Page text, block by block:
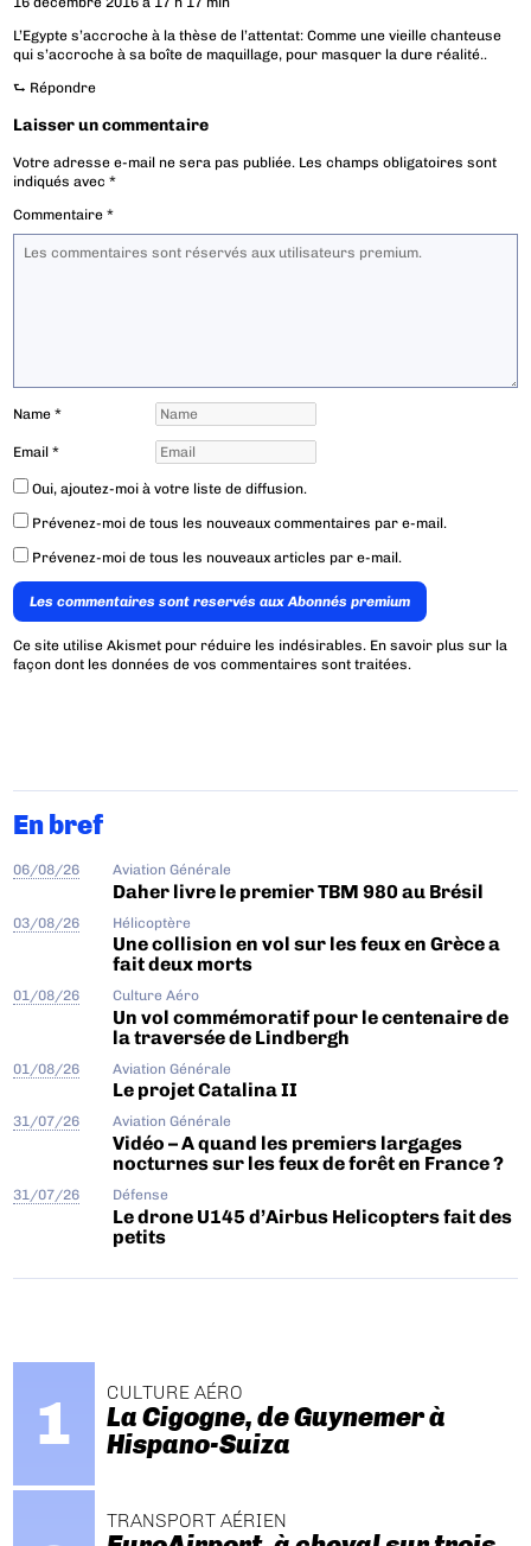
L’Egypte s’accroche à la thèse de l’attentat: Comme une vieille chanteuse
qui s’accroche à sa boîte de maquillage, pour masquer la dure réalité..
⮑ Répondre
Laisser un commentaire
Votre adresse e-mail ne sera pas publiée. Les champs obligatoires sont
indiqués avec*
Commentaire*
Name*
Email*
Oui, ajoutez-moi à votre liste de diffusion.
Prévenez-moi de tous les nouveaux commentaires par e-mail.
Prévenez-moi de tous les nouveaux articles par e-mail.
Les commentaires sont reservés aux Abonnés premium
Ce site utilise Akismet pour réduire les indésirables. En savoir plus sur la
façon dont les données de vos commentaires sont traitées.
En bref
06/08/26 Aviation Générale
Daher livre le premier TBM 980 au Brésil
03/08/26 Hélicoptère
Une collision en vol sur les feux en Grèce a
fait deux morts
01/08/26 Culture Aéro
Un vol commémoratif pour le centenaire de
la traversée de Lindbergh
01/08/26 Aviation Générale
Le projet Catalina II
31/07/26 Aviation Générale
Vidéo – A quand les premiers largages
nocturnes sur les feux de forêt en France ?
31/07/26 Défense
Le drone U145 d’Airbus Helicopters fait des
petits
CULTURE AÉRO
La Cigogne, de Guynemer à
Hispano-Suiza
TRANSPORT AÉRIEN